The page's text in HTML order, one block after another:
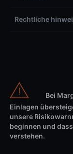
Rechtliche
Bei
Einlagen
unsere
beginnen und
verstehen.